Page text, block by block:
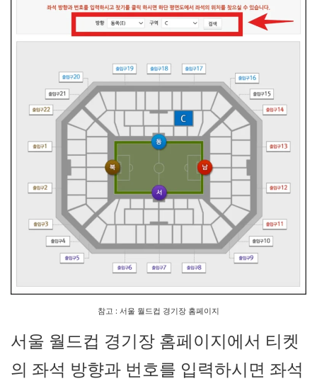
참고 : 서울 월드컵 경기장 홈페이지
서울 월드컵 경기장 홈페이지에서 티켓
의 좌석 방향과 번호를 입력하시면 좌석